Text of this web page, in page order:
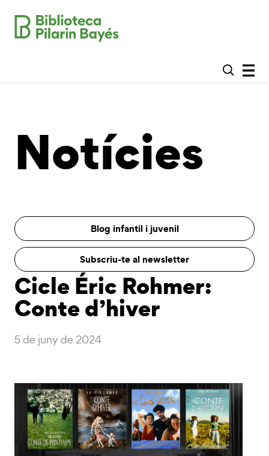
Notícies
Blog infantil i juvenil
Subscriu-te al newsletter
Cicle Éric Rohmer:
Conte d’hiver
5 de juny de 2024